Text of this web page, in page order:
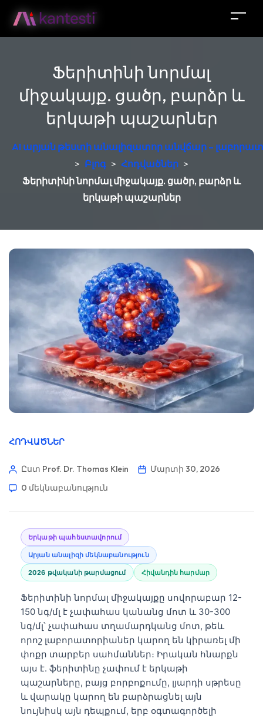
Ֆերիտինի նորմալ
միջակայք. ցածր, բարձր և
երկաթի պաշարներ
AI արյան թեստի անալիզատոր անվճար –
> Բլոգ > Հոդվածներ >
Ֆերիտինի նորմալ միջակայք. ցածր, բարձր և
երկաթի պաշարներ
ՀՈԴՎԱԾՆԵՐ
Ըստ Prof. Dr. Thomas Klein
Մարտի 30, 2026
0 մեկնաբանություն
Երկաթի պահեստավորում
Արյան անալիզի մեկնաբանություն
2026 թվականի թարմացում Հիվանդին հարմար
Ֆերիտինի նորմալ միջակայքը սովորաբար 12-
150 նգ/մլ է չափահաս կանանց մոտ և 30-300
նգ/մլ՝ չափահաս տղամարդկանց մոտ, թեև
որոշ լաբորատորիաներ կարող են կիրառել մի
փոքր տարբեր սահմաններ։ Իրական հնարքն
այս է. ֆերիտինը չափում է երկաթի
պաշարները, բայց բորբոքումը, լյարդի սթրեսը
և վարակը կարող են բարձրացնել այն
նույնիսկ այն դեպքում, երբ օգտագործելի